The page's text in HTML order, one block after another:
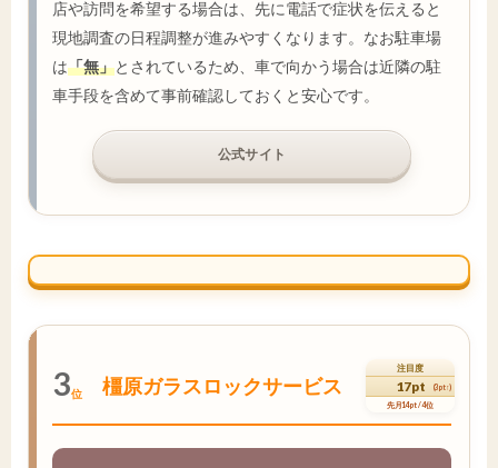
店や訪問を希望する場合は、先に電話で症状を伝えると
現地調査の日程調整が進みやすくなります。なお駐車場
は「無」とされているため、車で向かう場合は近隣の駐
車手段を含めて事前確認しておくと安心です。
公式サイト
3位 橿原ガラスロックサービス
注目度
17pt (3pt↑)
先月14pt / 4位